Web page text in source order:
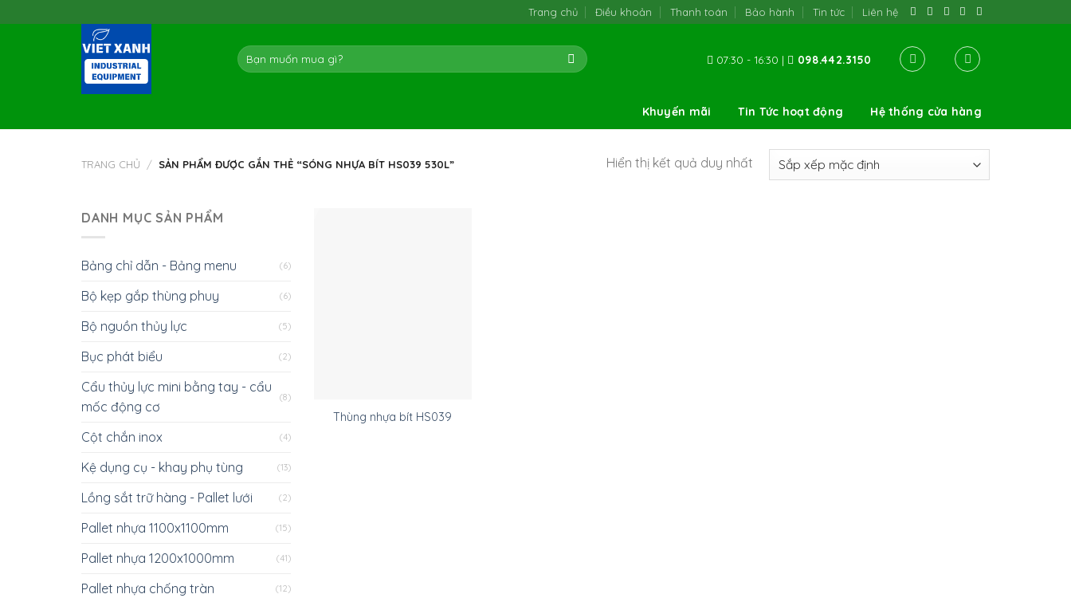
to
Trang chủ Điều khoản Thanh toán Bảo hành Tin tức Liên hệ
Tìm
kiếm:
07:30 - 16:30 | 098.442.3150
Khuyến mãi Tin Tức hoạt động Hệ thống cửa hàng
TRANG CHỦ / SẢN PHẨM ĐƯỢC GẮN THẺ “SÓNG NHỰA BÍT HS039 530L” Hiển thị kết quả duy nhất
DANH MỤC SẢN PHẨM
Bảng chỉ dẫn - Bảng menu (6)
Bộ kẹp gắp thùng phuy (6)
Bộ nguồn thủy lực (5)
Bục phát biểu (2)
Cẩu thủy lực mini bằng tay - cẩu
mốc động cơ
(8)
Cột chắn inox (4)
Kệ dụng cụ - khay phụ tùng (13)
Lồng sắt trữ hàng - Pallet lưới (2)
Pallet nhựa 1100x1100mm (15)
Pallet nhựa 1200x1000mm (41)
Pallet nhựa chống tràn (12)
Thùng nhựa bít HS039